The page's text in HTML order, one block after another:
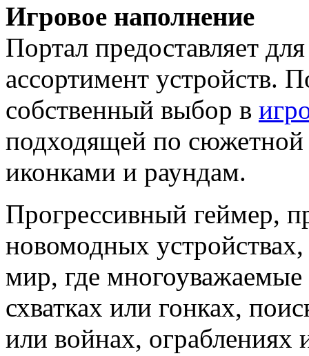
Игровое наполнение
Портал предоставляет
ассортимент устройств.
собственный выбор в
подходящей по сюжетной
иконками и раундам.
Прогрессивный геймер,
новомодных
мир, где многоуважаемые
схватках или гонках,
или войнах, ограблениях